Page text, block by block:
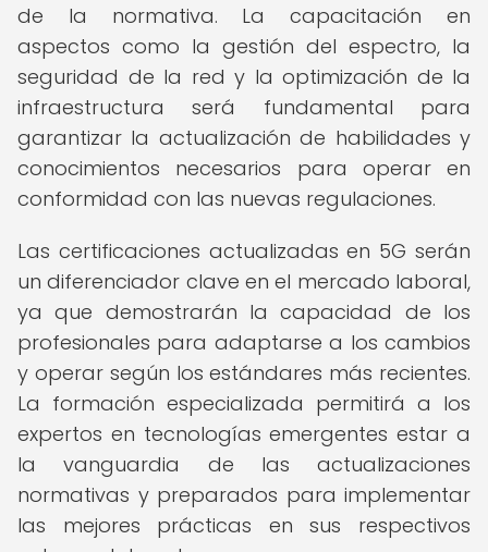
de la normativa. La capacitación en
aspectos como la gestión del espectro, la
seguridad de la red y la optimización de la
infraestructura será fundamental para
garantizar la actualización de habilidades y
conocimientos necesarios para operar en
conformidad con las nuevas regulaciones.
Las certificaciones actualizadas en 5G serán
un diferenciador clave en el mercado laboral,
ya que demostrarán la capacidad de los
profesionales para adaptarse a los cambios
y operar según los estándares más recientes.
La formación especializada permitirá a los
expertos en tecnologías emergentes estar a
la vanguardia de las actualizaciones
normativas y preparados para implementar
las mejores prácticas en sus respectivos